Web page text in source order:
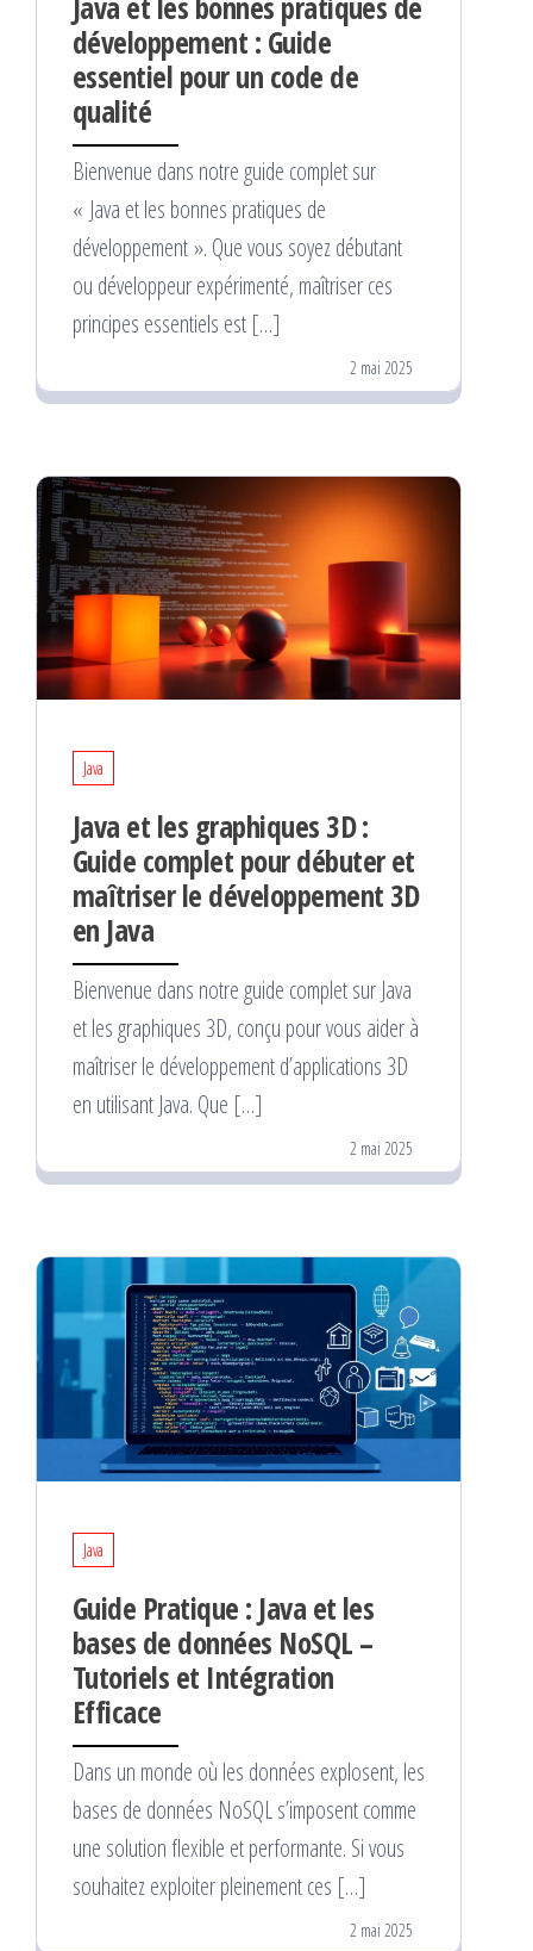
développement : Guide
essentiel pour un code de
qualité
Bienvenue dans notre guide complet sur
« Java et les bonnes pratiques de
développement ». Que vous soyez débutant
ou développeur expérimenté, maîtriser ces
principes essentiels est […]
2 mai 2025
Java
Java et les graphiques 3D :
Guide complet pour débuter et
maîtriser le développement 3D
en Java
Bienvenue dans notre guide complet sur Java
et les graphiques 3D, conçu pour vous aider à
maîtriser le développement d’applications 3D
en utilisant Java. Que […]
2 mai 2025
Java
Guide Pratique : Java et les
bases de données NoSQL –
Tutoriels et Intégration
Efficace
Dans un monde où les données explosent, les
bases de données NoSQL s’imposent comme
une solution flexible et performante. Si vous
souhaitez exploiter pleinement ces […]
2 mai 2025